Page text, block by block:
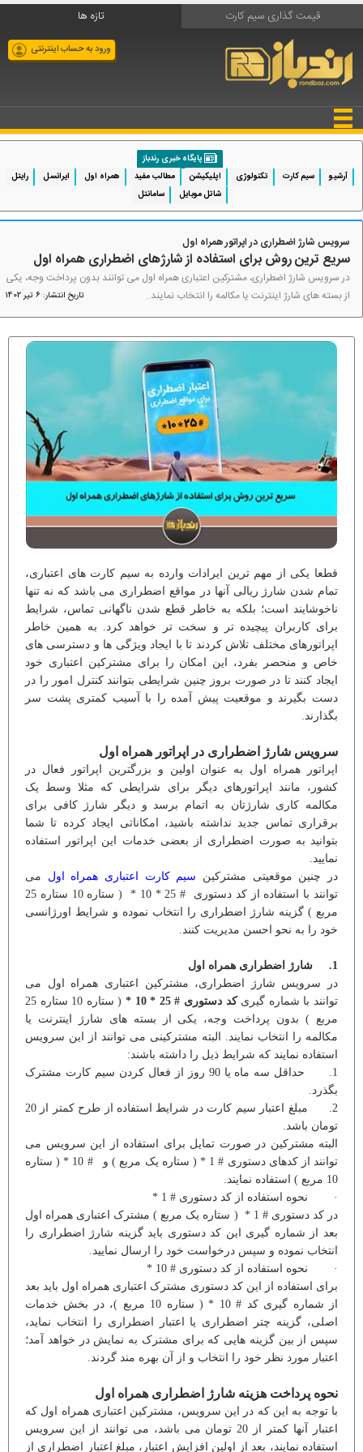
قیمت گذاری سیم کارت تازه ها
ورود به حساب اینترنتی
پایگاه خبری رندباز
آرشیو
سیم کارت تکنولوژی اپلیکیشن مطالب مفید همراه اول ایرانسل
رایتل
شاتل موبایل
سامانتل
سرویس شارژ اضطراری در اپراتور همراه اول
سریع ترین روش برای استفاده از شارژهای اضطراری همراه اول
در سرویس شارژ اضطراری، مشترکین اعتباری همراه اول می توانند بدون پرداخت وجه، یکی
از بسته های شارژ اینترنت یا مکالمه را انتخاب نمایند..
تاریخ انتشار: 6 تیر 1402
قطعا یکی از مهم ترین ایرادات وارده به سیم کارت های اعتباری،
تمام شدن شارژ ریالی آنها در مواقع اضطراری می باشد که نه تنها
ناخوشایند است؛ بلکه به خاطر قطع شدن ناگهانی تماس، شرایط
برای کاربران پیچیده تر و سخت تر خواهد کرد. به همین خاطر
اپراتورهای مختلف تلاش کردند تا با ایجاد ویژگی ها و دسترسی های
خاص و منحصر بفرد، این امکان را برای مشترکین اعتباری خود
ایجاد کنند تا در صورت بروز چنین شرایطی بتوانند کنترل امور را در
دست بگیرند و موقعیت پیش آمده را با آسیب کمتری پشت سر
بگذارند.
سرویس شارژ اضطراری در اپراتور همراه اول
اپراتور همراه اول به عنوان اولین و بزرگترین اپراتور فعال در
کشور، مانند اپراتورهای دیگر برای شرایطی که مثلا وسط یک
مکالمه کاری شارژتان به اتمام برسد و دیگر شارژ کافی برای
برقراری تماس جدید نداشته باشید، امکاناتی ایجاد کرده تا شما
بتوانید به صورت اضطراری از بعضی خدمات این اپراتور استفاده
نمایید.
در چنین موقعیتی مشترکین سیم کارت اعتباری همراه اول می
توانند با استفاده از کد دستوری # 25 * 10 * ( ستاره 10 ستاره 25
مربع ) گزینه شارژ اضطراری را انتخاب نموده و شرایط اورژانسی
خود را به نحو احسن مدیریت کنند.
1. شارژ اضطراری همراه اول
در سرویس شارژ اضطراری، مشترکین اعتباری همراه اول می
توانند با شماره گیریکد دستوری # 25 * 10 *
( ستاره 10 ستاره 25
مربع ) بدون پرداخت وجه، یکی از بسته های شارژ اینترنت یا
مکالمه را انتخاب نمایند. البته مشترکینی می توانند از این سرویس
استفاده نمایند که شرایط ذیل را داشته باشند:
1. حداقل سه ماه یا 90 روز از فعال کردن سیم کارت مشترک
بگذرد.
2. مبلغ اعتبار سیم کارت در شرایط استفاده از طرح کمتر از 20
تومان باشد.
البته مشترکین در صورت تمایل برای استفاده از این سرویس می
توانند از کدهای دستوری # 1 * ( ستاره یک مربع ) و # 10 * ( ستاره
10 مربع ) استفاده نمایند.
· نحوه استفاده از کد دستوری # 1 *
در کد دستوری # 1 * ( ستاره یک مربع ) مشترک اعتباری همراه اول
بعد از شماره گیری این کد دستوری باید گزینه شارژ اضطراری را
انتخاب نموده و سپس درخواست خود را ارسال نمایید.
· نحوه استفاده از کد دستوری # 10 *
برای استفاده از این کد دستوری مشترک اعتباری همراه اول باید بعد
از شماره گیری کد # 10 * ( ستاره 10 مربع )، در بخش خدمات
اصلی، گزینه چتر اضطراری یا اعتبار اضطراری را انتخاب نماید،
سپس از بین گزینه هایی که برای مشترک به نمایش در خواهد آمد؛
اعتبار مورد نظر خود را انتخاب و از آن بهره مند گردند.
نحوه پرداخت هزینه شارژ اضطراری همراه اول
با توجه به این که در این سرویس، مشترکین اعتباری همراه اول که
اعتبار آنها کمتر از 20 تومان می باشد، می توانند از این سرویس
استفاده نمایند، بعد از اولین افزایش اعتبار، مبلغ اعتبار اضطراری از